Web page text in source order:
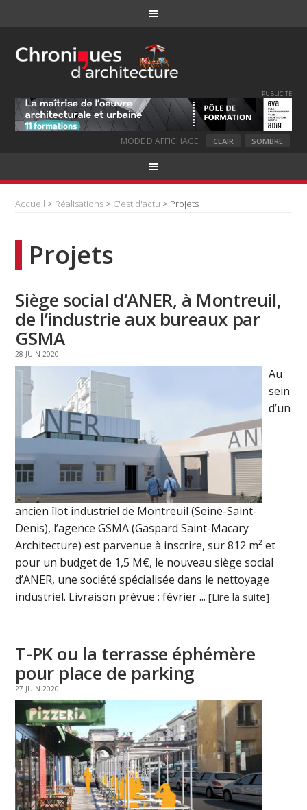
PUBLICITE
MODE D'AFFICHAGE : CLAIR SOMBRE
Accueil > Réalisations > C'est d'actu > Projets
Projets
Siège social d‘ANER, à Montreuil,
de l’industrie aux bureaux par
GSMA
28 JUIN 2020
Au
sein
d’un
ancien îlot industriel de Montreuil (Seine-Saint-
Denis), l’agence GSMA (Gaspard Saint-Macary
Architecture) est parvenue à inscrire, sur 812 m² et
pour un budget de 1,5 M€, le nouveau siège social
d’ANER, une société spécialisée dans le nettoyage
industriel. Livraison prévue : février ...[Lire la suite]
T-PK ou la terrasse éphémère
pour place de parking
27 JUIN 2020